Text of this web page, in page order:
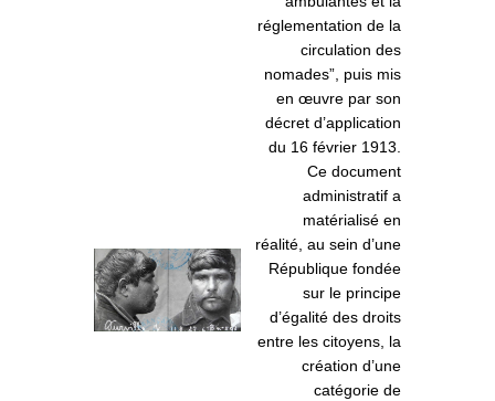
réglementation de la
circulation des
nomades”, puis mis
en œuvre par son
décret d’application
du 16 février 1913.
Ce document
administratif a
matérialisé en
réalité, au sein d’une
République fondée
sur le principe
d’égalité des droits
entre les citoyens, la
création d’une
catégorie de